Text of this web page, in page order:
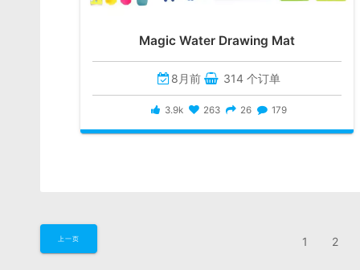
Magic Water Drawing Mat
8月前 314 个订单
3.9k 263 26 179
上一页 1 2